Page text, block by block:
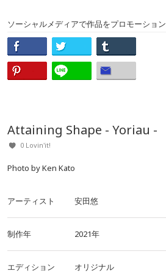
ソーシャルメディアで作品をプロモーション
Attaining Shape - Yoriau -
0 Lovin'it!
Photo by Ken Kato
アーティスト 安田悠
制作年 2021年
エディション オリジナル